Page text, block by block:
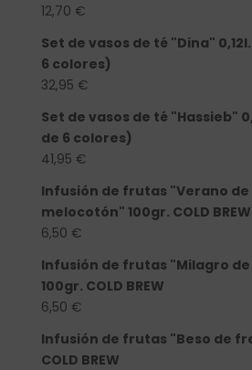
12,70 €
Set de vasos de té "Dina"
6 colores)
32,95 €
Set de vasos de té "Hassieb"
de 6 colores)
41,95 €
Infusión de frutas "Verano de
melocotón" 100gr. COLD BREW
6,50 €
Infusión de frutas "Milagro de
100gr. COLD BREW
6,50 €
Infusión de frutas "Beso de
COLD BREW